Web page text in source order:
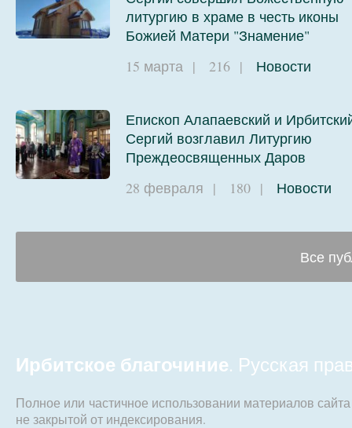
литургию в храме в честь иконы
Божией Матери "Знамение"
15 марта | 216 | Новости
Епископ Алапаевский и
Сергий возглавил Литургию
Преждеосвященных Даров
28 февраля | 180 | Новости
Все
Ирбитское благочиние. Русская
Полное или частичное использовании материалов
не закрытой от индексирования.